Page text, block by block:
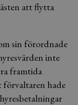
att flytta
sin förordnade
inte
framtida
hade